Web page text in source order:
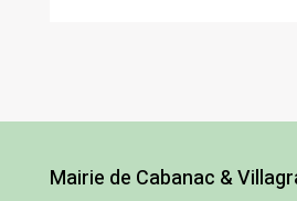
Mairie de Cabanac &